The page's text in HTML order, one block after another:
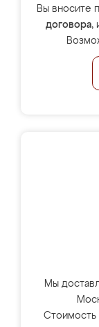
Вы вносите
договора,
Мы
Стоимость